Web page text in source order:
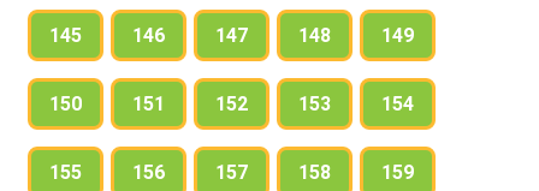
145 146 147 148 149
150 151 152 153 154
155 156 157 158 159